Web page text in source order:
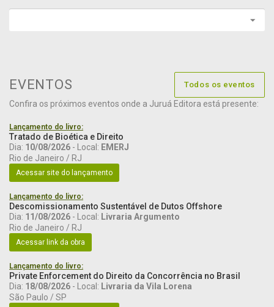
EVENTOS Todos os eventos
Confira os próximos eventos onde a Juruá Editora está presente:
Lançamento do livro:
Tratado de Bioética e Direito
Dia: 10/08/2026 - Local: EMERJ
Rio de Janeiro / RJ
Acessar site do lançamento
Lançamento do livro:
Descomissionamento Sustentável de Dutos Offshore
Dia: 11/08/2026 - Local: Livraria Argumento
Rio de Janeiro / RJ
Acessar link da obra
Lançamento do livro:
Private Enforcement do Direito da Concorrência no Brasil
Dia: 18/08/2026 - Local: Livraria da Vila Lorena
São Paulo / SP